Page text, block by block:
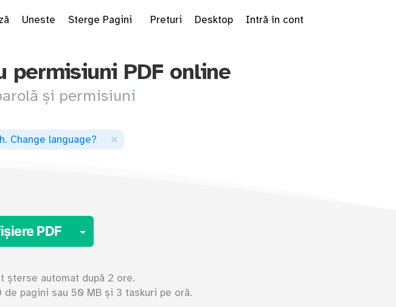
Uneste Sterge Pagini Preturi Desktop Intră în cont
permisiuni PDF online
și permisiuni
. Change language? ×
PDF Toggle Dropdown
șterse automat după 2 ore.
de pagini sau 50 MB și 3 taskuri pe oră.